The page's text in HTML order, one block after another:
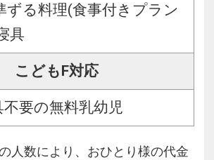
ずる料理(食事付きプラン
具
こどもF対応
要の無料乳幼児
人数により、おひとり様の代金